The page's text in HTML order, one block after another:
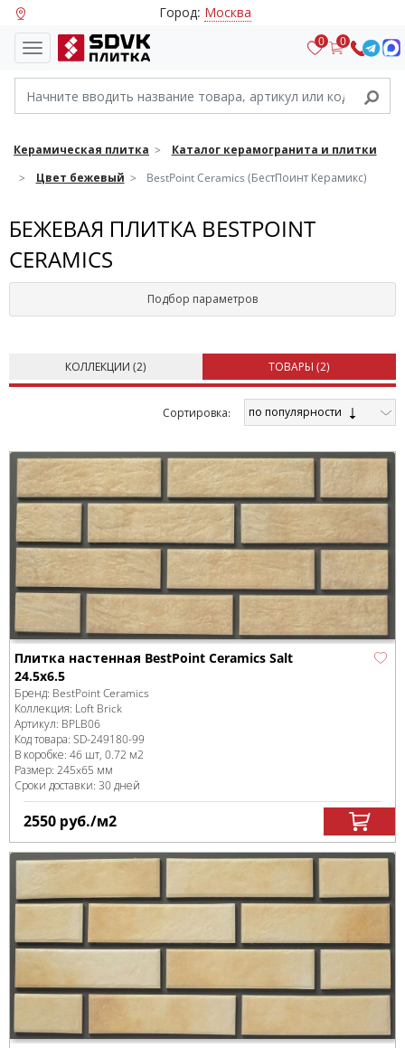
Город: Москва
0 0
Керамическая плитка
Каталог керамогранита и плитки
Цвет бежевый
BestPoint Ceramics (БестПоинт Керамикс)
БЕЖЕВАЯ ПЛИТКА BESTPOINT
CERAMICS
Подбор параметров
КОЛЛЕКЦИИ (2) ТОВАРЫ (2)
Cортировка: по популярности
Плитка настенная BestPoint Ceramics Salt
24.5x6.5
Бренд: BestPoint Ceramics
Коллекция: Loft Brick
Артикул: BPLB06
Код товара: SD-249180-99
В коробке: 46 шт, 0.72 м2
Размер: 245x65 мм
Сроки доставки: 30 дней
2550 руб./м2